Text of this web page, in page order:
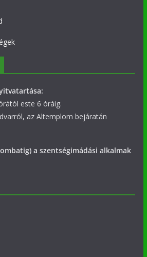
este 6 óráig.
az Altemplom bejáratán
a szentségimádási alkalmak